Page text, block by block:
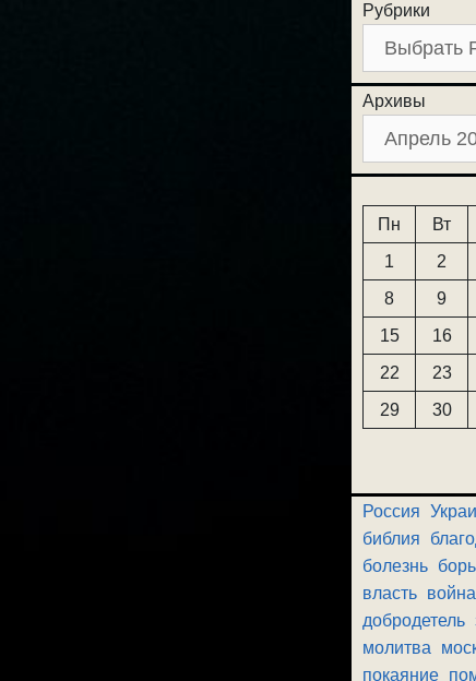
Рубрики
Архивы
Пн
Вт
1
2
8
9
15
16
22
23
29
30
Россия
библия
болезнь
власть война
добродетель
молитва
покаяние